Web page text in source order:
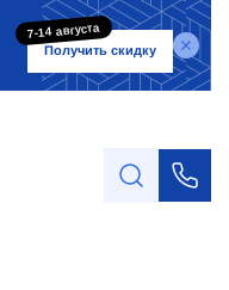
7-14 августа
Получить скидку